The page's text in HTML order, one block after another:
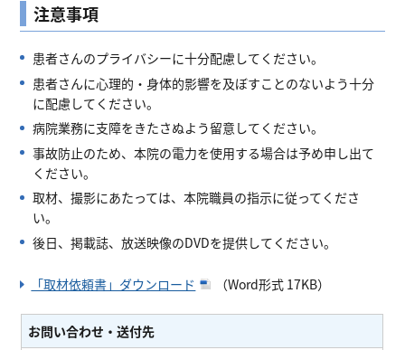
注意事項
患者さんのプライバシーに十分配慮してください。
患者さんに心理的・身体的影響を及ぼすことのないよう十分
に配慮してください。
病院業務に支障をきたさぬよう留意してください。
事故防止のため、本院の電力を使用する場合は予め申し出て
ください。
取材、撮影にあたっては、本院職員の指示に従ってくださ
い。
後日、掲載誌、放送映像のDVDを提供してください。
「取材依頼書」ダウンロード （Word形式 17KB）
お問い合わせ・送付先